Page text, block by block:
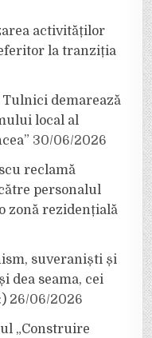
activităților
la tranziția
Tulnici demarează
local al
30/06/2026
reclamă
personalul
zonă rezidențială
suveraniști și
dea seama, cei
26/06/2026
„Construire